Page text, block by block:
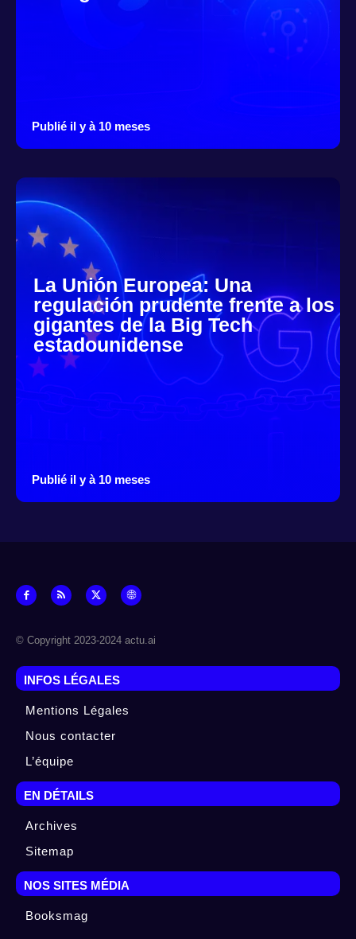
Publié il y à 10 meses
La Unión Europea: Una
regulación prudente frente a los
gigantes de la Big Tech
estadounidense
Publié il y à 10 meses
© Copyright 2023-2024 actu.ai
INFOS LÉGALES
Mentions Légales
Nous contacter
L’équipe
EN DÉTAILS
Archives
Sitemap
NOS SITES MÉDIA
Booksmag